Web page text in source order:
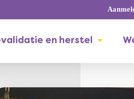
en herstel